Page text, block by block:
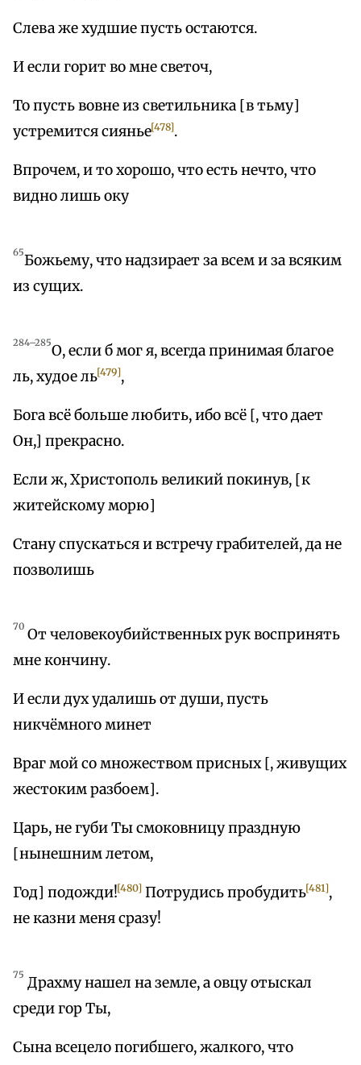
Слева же худшие пусть остаются.
И если горит во мне светоч,
То пусть вовне из светильника [в тьму]
устремится сиянье[478].
Впрочем, и то хорошо, что есть нечто, что
видно лишь оку
65Божьему, что надзирает за всем и за всяким
из сущих.
284–285О, если б мог я, всегда принимая благое
ль, худое ль[479],
Бога всё больше любить, ибо всё [, что дает
Он,] прекрасно.
Если ж, Христополь великий покинув, [к
житейскому морю]
Стану спускаться и встречу грабителей, да не
позволишь
70 От человекоубийственных рук воспринять
мне кончину.
И если дух удалишь от души, пусть
никчёмного минет
Враг мой со множеством присных [, живущих
жестоким разбоем].
Царь, не губи Ты смоковницу праздную
[нынешним летом,
Год] подожди![480] Потрудись пробудить[481],
не казни меня сразу!
75 Драхму нашел на земле, а овцу отыскал
среди гор Ты,
Сына всецело погибшего, жалкого, что